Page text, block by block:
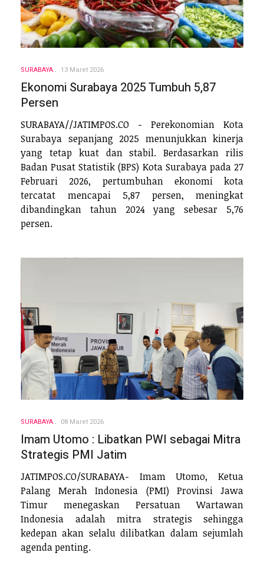
SURABAYA 13 Maret 2026
Ekonomi Surabaya 2025 Tumbuh 5,87
Persen
SURABAYA//JATIMPOS.CO - Perekonomian Kota
Surabaya sepanjang 2025 menunjukkan kinerja
yang tetap kuat dan stabil. Berdasarkan rilis
Badan Pusat Statistik (BPS) Kota Surabaya pada 27
Februari 2026, pertumbuhan ekonomi kota
tercatat mencapai 5,87 persen, meningkat
dibandingkan tahun 2024 yang sebesar 5,76
persen.
SURABAYA 08 Maret 2026
Imam Utomo : Libatkan PWI sebagai Mitra
Strategis PMI Jatim
JATIMPOS.CO/SURABAYA- Imam Utomo, Ketua
Palang Merah Indonesia (PMI) Provinsi Jawa
Timur menegaskan Persatuan Wartawan
Indonesia adalah mitra strategis sehingga
kedepan akan selalu dilibatkan dalam sejumlah
agenda penting.